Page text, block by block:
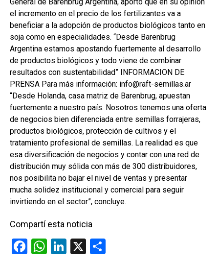
el incremento en el precio de los fertilizantes va a
beneficiar a la adopción de productos biológicos tanto en
soja como en especialidades. “Desde Barenbrug
Argentina estamos apostando fuertemente al desarrollo
de productos biológicos y todo viene de combinar
resultados con sustentabilidad” INFORMACION DE
PRENSA Para más información: info@raft-semillas.ar
“Desde Holanda, casa matriz de Barenbrug, apuestan
fuertemente a nuestro país. Nosotros tenemos una oferta
de negocios bien diferenciada entre semillas forrajeras,
productos biológicos, protección de cultivos y el
tratamiento profesional de semillas. La realidad es que
esa diversificación de negocios y contar con una red de
distribución muy sólida con más de 300 distribuidores,
nos posibilita no bajar el nivel de ventas y presentar
mucha solidez institucional y comercial para seguir
invirtiendo en el sector”, concluye.
Compartí esta noticia
F
W Li
X